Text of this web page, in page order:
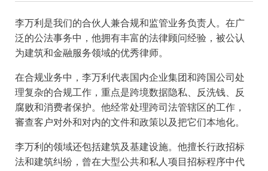
李万利是我们的合伙人兼合规和监管业务负责人。在广
泛的公法事务中，他拥有丰富的法律顾问经验，被公认
为建筑和金融服务领域的优秀律师。
在合规业务中，李万利代表国内企业集团和跨国公司处
理复杂的合规工作，重点是跨境数据隐私、反洗钱、反
腐败和消费者保护。他经常处理跨司法管辖区的工作，
審查客户对外和对内的文件和政策以及把它们本地化。
李万利的领域还包括建筑及基建设施。他擅长行政招标
法和建筑纠纷，曾在大型公共和私人项目招标程序中代